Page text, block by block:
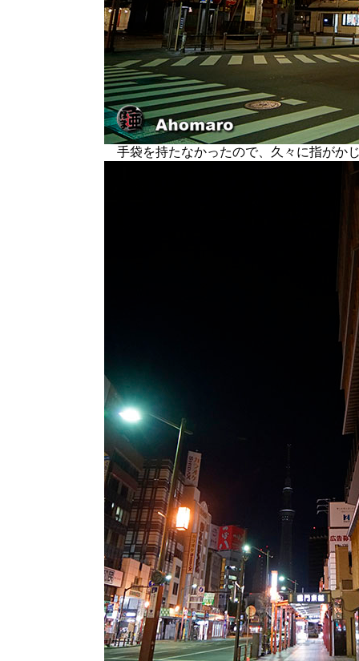
手袋を持たなかったので、久々に指がか